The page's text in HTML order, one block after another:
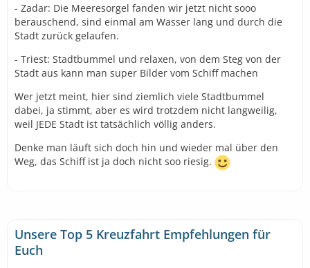
- Zadar: Die Meeresorgel fanden wir jetzt nicht sooo
berauschend, sind einmal am Wasser lang und durch die
Stadt zurück gelaufen.
- Triest: Stadtbummel und relaxen, von dem Steg von der
Stadt aus kann man super Bilder vom Schiff machen
Wer jetzt meint, hier sind ziemlich viele Stadtbummel
dabei, ja stimmt, aber es wird trotzdem nicht langweilig,
weil JEDE Stadt ist tatsächlich völlig anders.
Denke man läuft sich doch hin und wieder mal über den
Weg, das Schiff ist ja doch nicht soo riesig.
Unsere Top 5 Kreuzfahrt Empfehlungen für
Euch